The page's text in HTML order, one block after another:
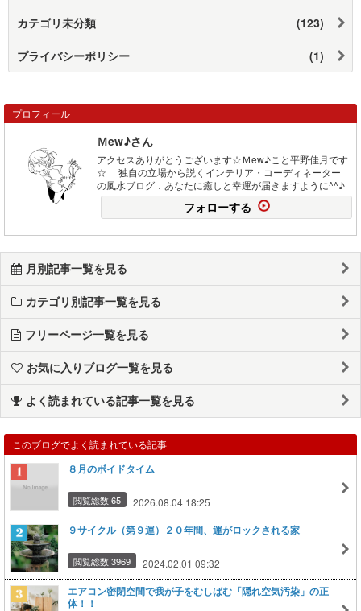
カテゴリ未分類 (123)
プライバシーポリシー (1)
プロフィール
Ｍew♪さん
アクセスありがとうございます☆Ｍew♪こと平野佳月です
☆ 独自の立場から説くインテリア・コーディネーター
の風水ブログ．あなたに癒しと幸運が届きますように^^♪
フォローする
月別記事一覧を見る
カテゴリ別記事一覧を見る
フリーページ一覧を見る
お気に入りブログ一覧を見る
よく読まれている記事一覧を見る
このブログでよく読まれている記事
８月のボイドタイム
閲覧総数 65 2026.08.04 18:25
９サイクル（第９運）２０年間、運がロックされる家
閲覧総数 3969 2024.02.01 09:32
エアコン密閉空間で我が子をむしばむ「隠れ空気汚染」の正
体！！